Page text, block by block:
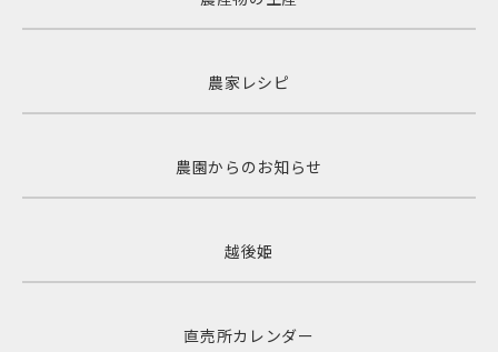
農家レシピ
農園からのお知らせ
越後姫
直売所カレンダー